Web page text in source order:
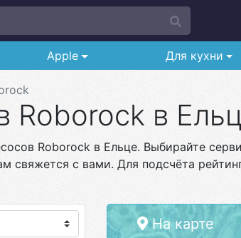
Apple Для кухни
Roborock в
Roborock в Ельце. Выбирайте
свяжется с вами. Для подсчёта
На карте